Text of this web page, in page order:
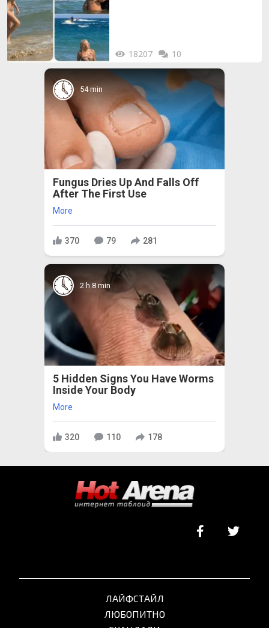
18207 10
54 min
Fungus Dries Up And Falls Off
After The First Use
More
370 79 281
2 h 8 min
5 Hidden Signs You Have Worms
Inside Your Body
More
320 110 178
ЛАЙФСТАЙЛ
ЛЮБОПИТНО